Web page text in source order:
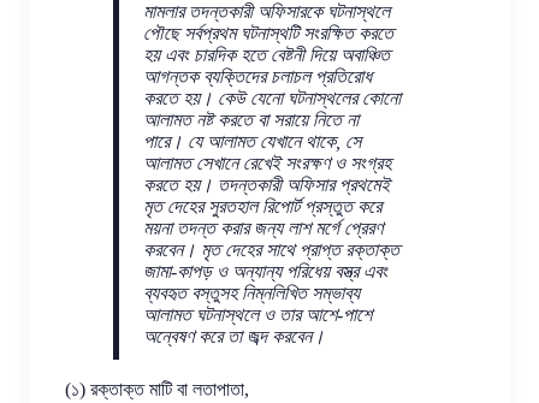
মামলার তদন্তকারী অফিসারকে ঘটনাস্থলে
পৌছে সর্বপ্রথম ঘটনাস্থটি সংরক্ষিত করতে
হয় এবং চারদিক হতে বেষ্টনী দিয়ে অবাঞ্চিত
আগন্তক ব্যক্তিদের চলাচল প্রতিরোধ
করতে হয়। কেউ যেনো ঘটনাস্থলের কোনো
আলামত নষ্ট করতে বা সরায়ে নিতে না
পারে। যে আলামত যেখানে থাকে, সে
আলামত সেখানে রেখেই সংরক্ষণ ও সংগ্রহ
করতে হয়। তদন্তকারী অফিসার প্রথমেই
মৃত দেহের সুরতহাল রিপোর্ট প্রস্তুত করে
ময়না তদন্ত করার জন্য লাশ মর্গে প্রেরণ
করবেন। মৃত দেহের সাথে প্রাপ্ত রক্তাক্ত
জামা-কাপড় ও অন্যান্য পরিধেয় বস্ত্র এবং
ব্যবহৃত বস্তুসহ নিম্নলিখিত সম্ভাব্য
আলামত ঘটনাস্থলে ও তার আশে-পাশে
অন্বেষণ করে তা জব্দ করবেন।
(১) রক্তাক্ত মাটি বা লতাপাতা,